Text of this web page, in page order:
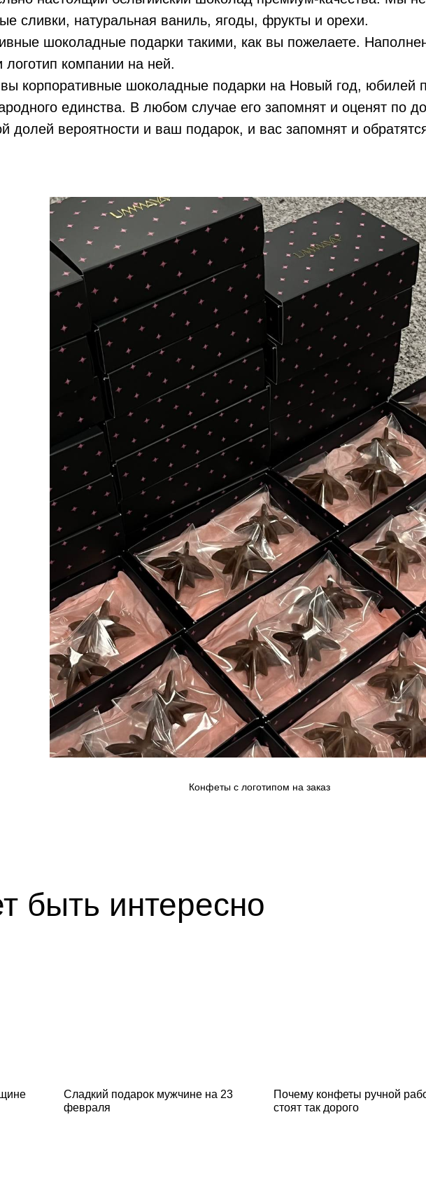
сливки, натуральная ваниль, ягоды, фрукты и орехи.
шоколадные подарки такими, как вы пожелаете.
компании на ней.
корпоративные шоколадные подарки на Новый год, юбилей
единства. В любом случае его запомнят и оценят по
долей вероятности и ваш подарок, и вас запомнят и
Конфеты с логотипом на заказ
быть интересно
Сладкий подарок мужчине на 23
февраля
Почему конфеты ручной
стоят так дорого